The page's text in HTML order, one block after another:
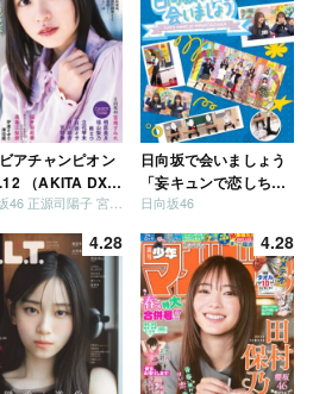
アチャンピオン
（AKITA DXシ
）
日向坂46 正源司陽子 宮地すみれ
日向坂で会いましょう
「妄キュンで恋しちゃ
いましょう」「どっち
う」「ご褒美でロケし
ましょう」「フレンド
リーになりましょう」
「笑って卒業を祝いま
しょう」 [Blu-ray]
日向坂46
4.28 4.28